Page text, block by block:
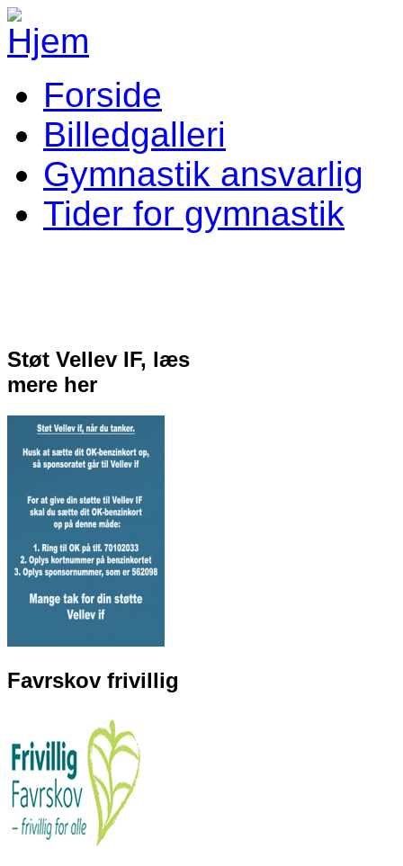
Gå til hovedindhold
Gymnastik Menu
Forside
Billedgalleri
Gymnastik ansvarlig
Tider for gymnastik
Støt Vellev IF, læs
mere her
Favrskov frivillig